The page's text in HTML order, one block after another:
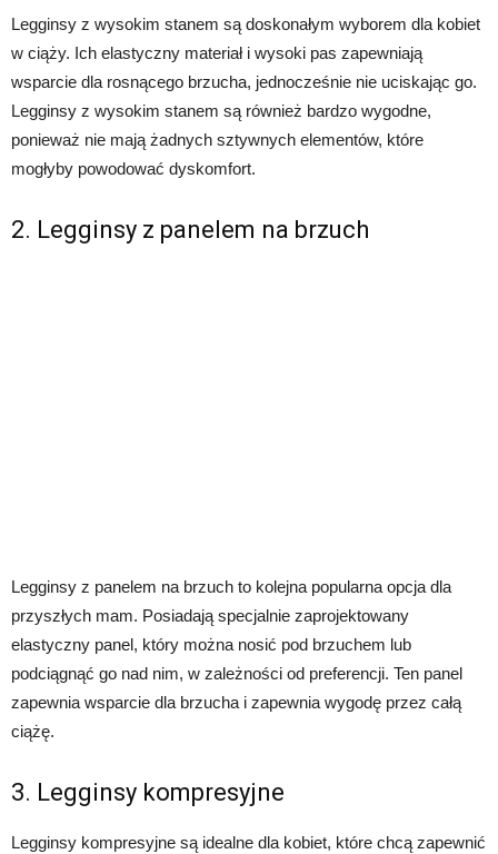
Legginsy z wysokim stanem są doskonałym wyborem dla kobiet
w ciąży. Ich elastyczny materiał i wysoki pas zapewniają
wsparcie dla rosnącego brzucha, jednocześnie nie uciskając go.
Legginsy z wysokim stanem są również bardzo wygodne,
ponieważ nie mają żadnych sztywnych elementów, które
mogłyby powodować dyskomfort.
2. Legginsy z panelem na brzuch
Legginsy z panelem na brzuch to kolejna popularna opcja dla
przyszłych mam. Posiadają specjalnie zaprojektowany
elastyczny panel, który można nosić pod brzuchem lub
podciągnąć go nad nim, w zależności od preferencji. Ten panel
zapewnia wsparcie dla brzucha i zapewnia wygodę przez całą
ciążę.
3. Legginsy kompresyjne
Legginsy kompresyjne są idealne dla kobiet, które chcą zapewnić